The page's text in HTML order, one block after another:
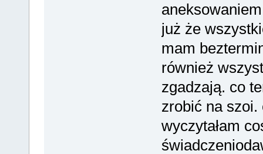
już że
mam
również
zgadzają. co
zrobić na szoi.
wyczytałam